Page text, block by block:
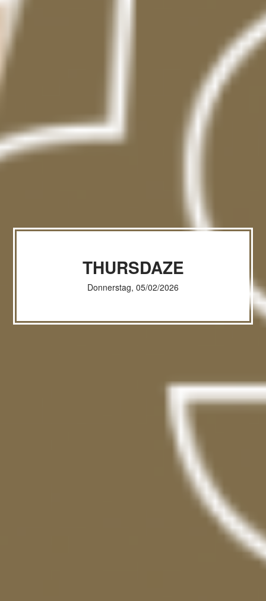
THURSDAZE
Donnerstag, 05/02/2026